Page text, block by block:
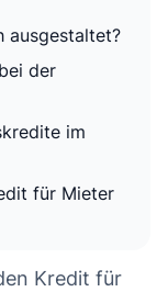
ausgestaltet?
der
im
für Mieter
Kredit für